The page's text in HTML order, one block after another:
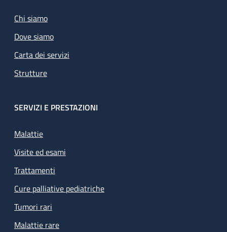
Chi siamo
Dove siamo
Carta dei servizi
Strutture
SERVIZI E PRESTAZIONI
Malattie
Visite ed esami
Trattamenti
Cure palliative pediatriche
Tumori rari
Malattie rare